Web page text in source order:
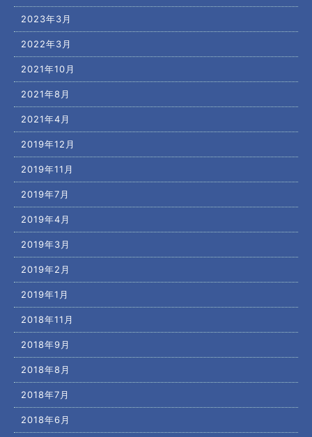
2023年3月
2022年3月
2021年10月
2021年8月
2021年4月
2019年12月
2019年11月
2019年7月
2019年4月
2019年3月
2019年2月
2019年1月
2018年11月
2018年9月
2018年8月
2018年7月
2018年6月